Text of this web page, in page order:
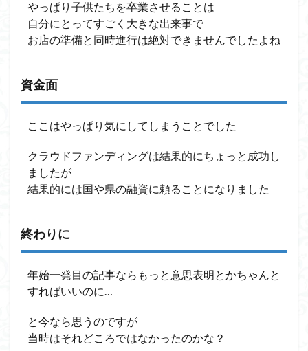
やっぱり子供たちを卒業させることは
自分にとってすごく大きな出来事で
お店の準備と同時進行は絶対できませんでしたよね
資金面
ここはやっぱり気にしてしまうことでした
クラウドファンディングは結果的にちょっと成功し
ましたが
結果的には国や県の融資に頼ることになりました
終わりに
年始一発目の記事ならもっと意思表明とかちゃんと
すればいいのに…
と今なら思うのですが
当時はそれどころではなかったのかな？